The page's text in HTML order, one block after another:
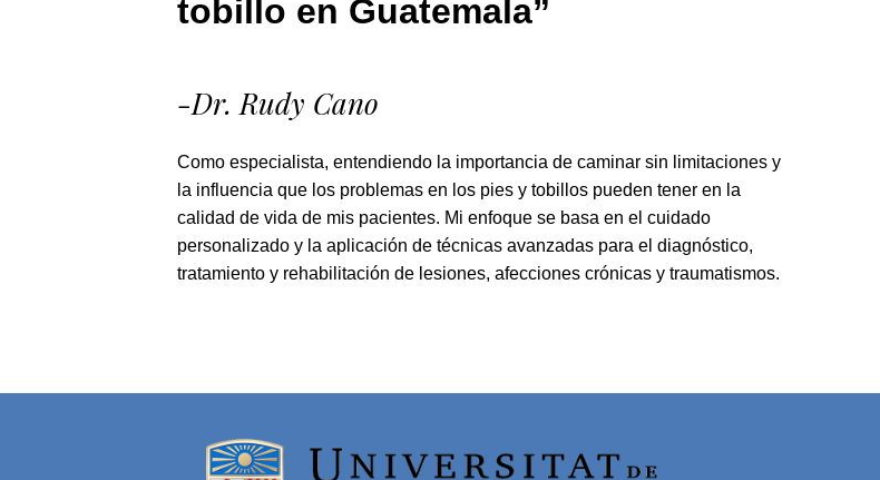
tobillo en Guatemala”
-Dr. Rudy Cano
Como especialista, entendiendo la importancia de caminar sin limitaciones y
la influencia que los problemas en los pies y tobillos pueden tener en la
calidad de vida de mis pacientes. Mi enfoque se basa en el cuidado
personalizado y la aplicación de técnicas avanzadas para el diagnóstico,
tratamiento y rehabilitación de lesiones, afecciones crónicas y traumatismos.